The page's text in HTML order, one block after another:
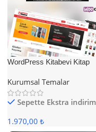
WordPress Kitabevi Kitap
Kurumsal Temalar
Sepette Ekstra indirim
1.970,00 ₺